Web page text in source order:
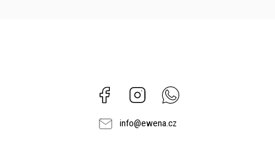
Facebook Instagram
info@ewena.cz